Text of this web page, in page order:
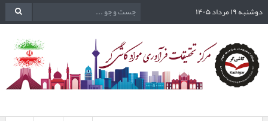
دوشنبه ۱۹ مرداد ۱۴۰۵